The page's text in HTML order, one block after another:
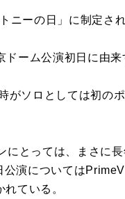
ニーの日」に制定され
ーム公演初日に由来
がソロとしては初の
にとっては、まさに
演については
ている。